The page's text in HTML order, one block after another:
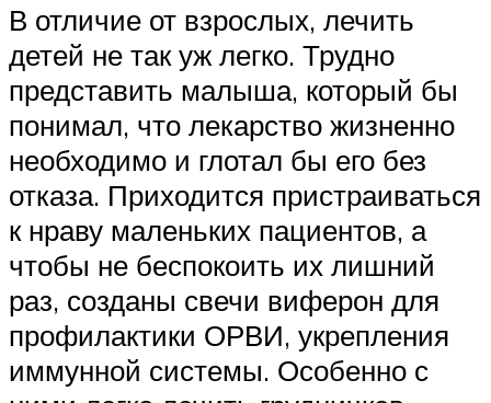
В отличие от взрослых, лечить
детей не так уж легко. Трудно
представить малыша, который бы
понимал, что лекарство жизненно
необходимо и глотал бы его без
отказа. Приходится пристраиваться
к нраву маленьких пациентов, а
чтобы не беспокоить их лишний
раз, созданы свечи виферон для
профилактики ОРВИ, укрепления
иммунной системы. Особенно с